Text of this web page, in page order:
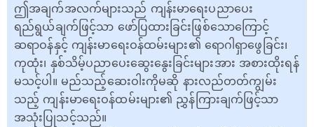
ဤအချက်အလက်များသည် ကျန်းမာရေးပညာပေး
ရည်ရွယ်ချက်ဖြင့်သာ ဖော်ပြထားခြင်းဖြစ်သောကြောင့်
ဆရာဝန်နှင့် ကျန်းမာရေးဝန်ထမ်းများ၏ ရောဂါရှာဖွေခြင်း၊
ကုထုံး၊ နှစ်သိမ့်ပညာပေးဆွေးနွေးခြင်းများအား အစားထိုးရန်
မသင့်ပါ။ မည်သည့်ဆေးဝါးကိုမဆို နားလည်တတ်ကျွမ်း
သည့် ကျန်းမာရေးဝန်ထမ်းများ၏ ညွှန်ကြားချက်ဖြင့်သာ
အသုံးပြုသင့်သည်။